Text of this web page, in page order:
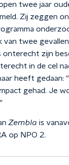
twee jaar
Zij zeggen
twee
onterecht zijn
in de cel
heeft gedaan:
gehad. Je
Zembla is
op NPO 2.